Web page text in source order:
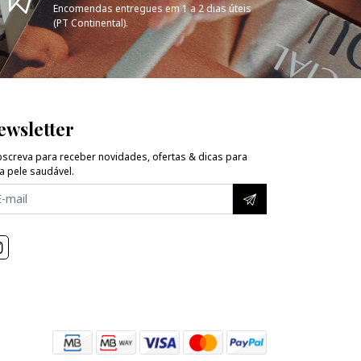
Encomendas entregues em 1 a 2 dias úteis
(PT Continental).
para receber novidades, ofertas & dicas para
pele saudável.